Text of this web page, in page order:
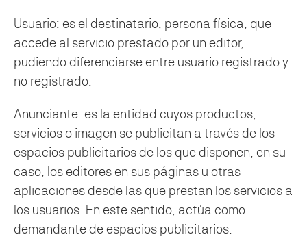
Usuario: es el destinatario, persona física, que
accede al servicio prestado por un editor,
pudiendo diferenciarse entre usuario registrado y
no registrado.
Anunciante: es la entidad cuyos productos,
servicios o imagen se publicitan a través de los
espacios publicitarios de los que disponen, en su
caso, los editores en sus páginas u otras
aplicaciones desde las que prestan los servicios a
los usuarios. En este sentido, actúa como
demandante de espacios publicitarios.